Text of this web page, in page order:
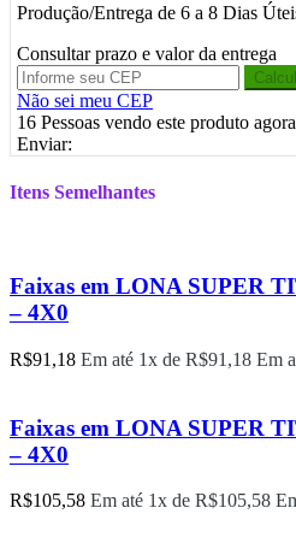
Produção/Entrega de 6 a 8 Dias
Consultar prazo e valor da entrega
Não sei meu CEP
16 Pessoas vendo este produto
Enviar:
Itens Semelhantes
Faixas em LONA SUPER
– 4X0
R$91,18 Em até 1x de R$91,18 Em
Faixas em LONA SUPER
– 4X0
R$105,58 Em até 1x de R$105,58